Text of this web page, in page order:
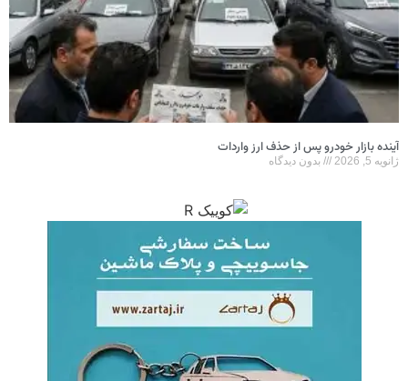
آینده بازار خودرو پس از حذف ارز واردات
ژانویه 5, 2026 بدون دیدگاه